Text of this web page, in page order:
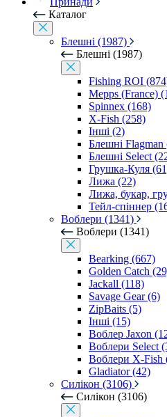
Каталог
Блешні (1987)
Блешні (1987)
Fishing ROI
Mepps (France)
Spinnex (168)
X-Fish (258)
Інші (2)
Блешні Flagman
Блешні Select
Грушка-Куля
Лижа (22)
Лижа, букар,
Тейл-спіннер
Воблери (1341)
Воблери (1341)
Bearking (667)
Golden Catch
Jackall (118)
Savage Gear (6)
ZipBaits (5)
Інші (15)
Воблер Jaxon
Воблери Select
Воблери X-Fish
Gladiator (42)
Силікон (3106)
Силікон (3106)